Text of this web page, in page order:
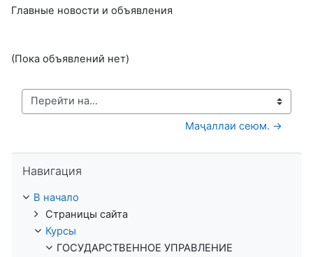
Главные новости и объявления
(Пока объявлений нет)
Перейти на...
Маҷаллаи сеюм. →
Навигация
В начало
Страницы сайта
Курсы
ГОСУДАРСТВЕННОЕ УПРАВЛЕНИЕ